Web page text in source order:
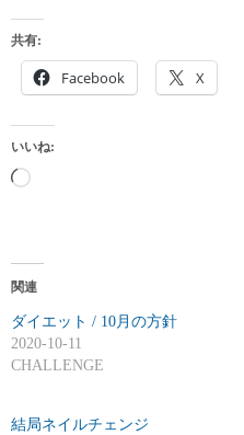
共有:
Facebook X
いいね:
読
み
中
…
関連
ダイエット / 10月の方針
2020-10-11
CHALLENGE
結局ネイルチェンジ